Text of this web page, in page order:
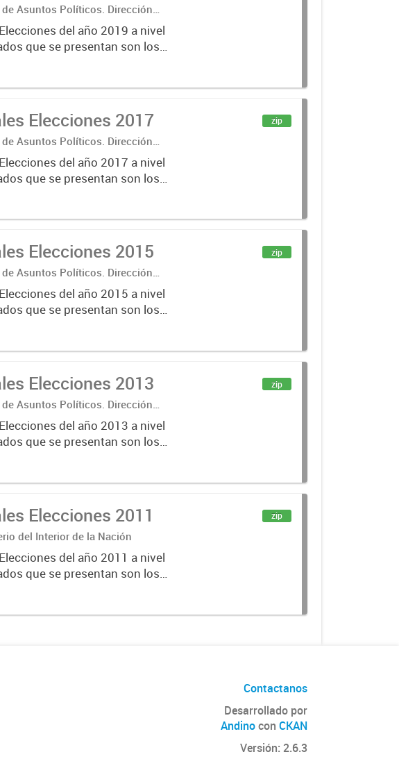
Asuntos Políticos. Dirección
del año 2019 a nivel
que se presentan son los
Elecciones 2017
Asuntos Políticos. Dirección
del año 2017 a nivel
que se presentan son los
zip
Elecciones 2015
Asuntos Políticos. Dirección
del año 2015 a nivel
que se presentan son los
zip
Elecciones 2013
Asuntos Políticos. Dirección
del año 2013 a nivel
que se presentan son los
zip
Elecciones 2011
del Interior de la Nación
del año 2011 a nivel
que se presentan son los
zip
Contactanos
Desarrollado por
Andinocon CKAN
Versión: 2.6.3